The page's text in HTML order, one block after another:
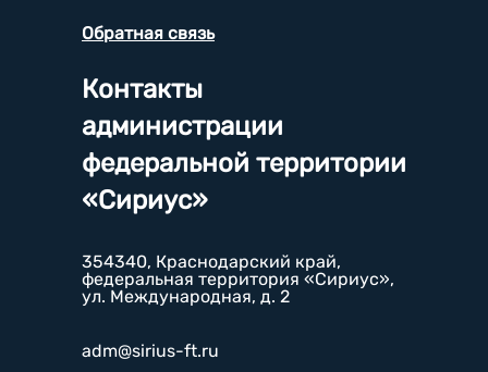
Обратная связь
Контакты
администрации
федеральной территории
«Сириус»
354340, Краснодарский край,
федеральная территория «Сириус»,
ул. Международная, д. 2
adm@sirius-ft.ru